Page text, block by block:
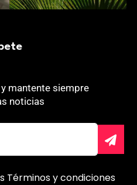
mantente siempre
noticias
Términos y condiciones